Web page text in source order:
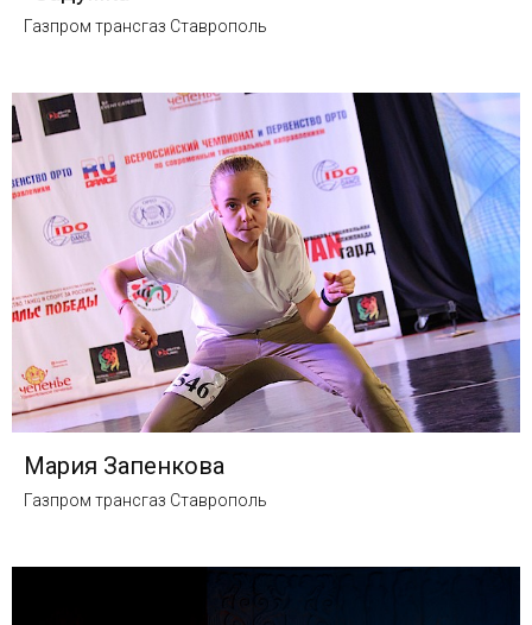
Газпром трансгаз Ставрополь
Мария Запенкова
Газпром трансгаз Ставрополь